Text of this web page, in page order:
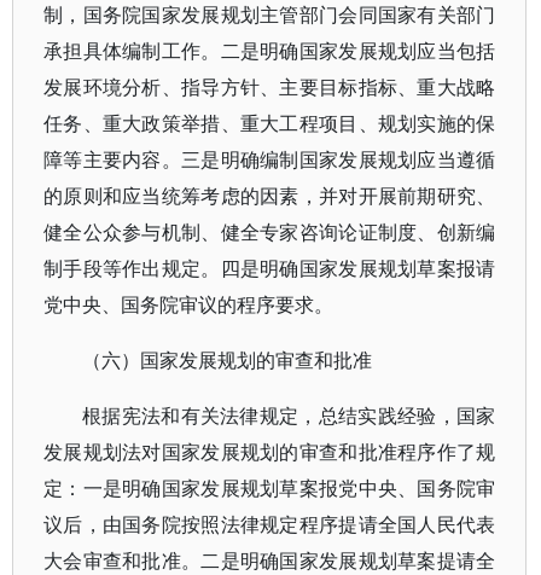
制，国务院国家发展规划主管部门会同国家有关部门
承担具体编制工作。二是明确国家发展规划应当包括
发展环境分析、指导方针、主要目标指标、重大战略
任务、重大政策举措、重大工程项目、规划实施的保
障等主要内容。三是明确编制国家发展规划应当遵循
的原则和应当统筹考虑的因素，并对开展前期研究、
健全公众参与机制、健全专家咨询论证制度、创新编
制手段等作出规定。四是明确国家发展规划草案报请
党中央、国务院审议的程序要求。
（六）国家发展规划的审查和批准
根据宪法和有关法律规定，总结实践经验，国家
发展规划法对国家发展规划的审查和批准程序作了规
定：一是明确国家发展规划草案报党中央、国务院审
议后，由国务院按照法律规定程序提请全国人民代表
大会审查和批准。二是明确国家发展规划草案提请全